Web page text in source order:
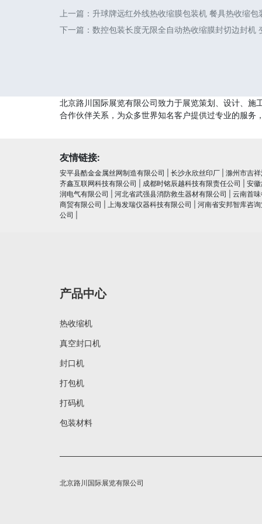
上一篇： 升球牌远红外线热收缩膜包装机 餐具热收缩包
下一篇： 数控包装长度无限全自动热收缩膜封切边封机
北京路川国际展览有限公司致力于展览策划、设计、
合作伙伴关系，为众多世界知名客户提供过专业的服
友情链接:
安平县酷金金属丝网制造有限公司 长沙永欣丝印厂
滁州市吉
齐鑫互联网科技有限公司
成都时铭辰越科技有限责任公司
安
润电⽓有限公司
河北省武强县消防救生器材有限公司
云南首
商贸有限公司
上海发瑞仪器科技有限公司
河南省安邦智库咨
公司
产品中心
热收缩机
真空封口机
封口机
打包机
打码机
包装材料
北京路川国际展览有限公司